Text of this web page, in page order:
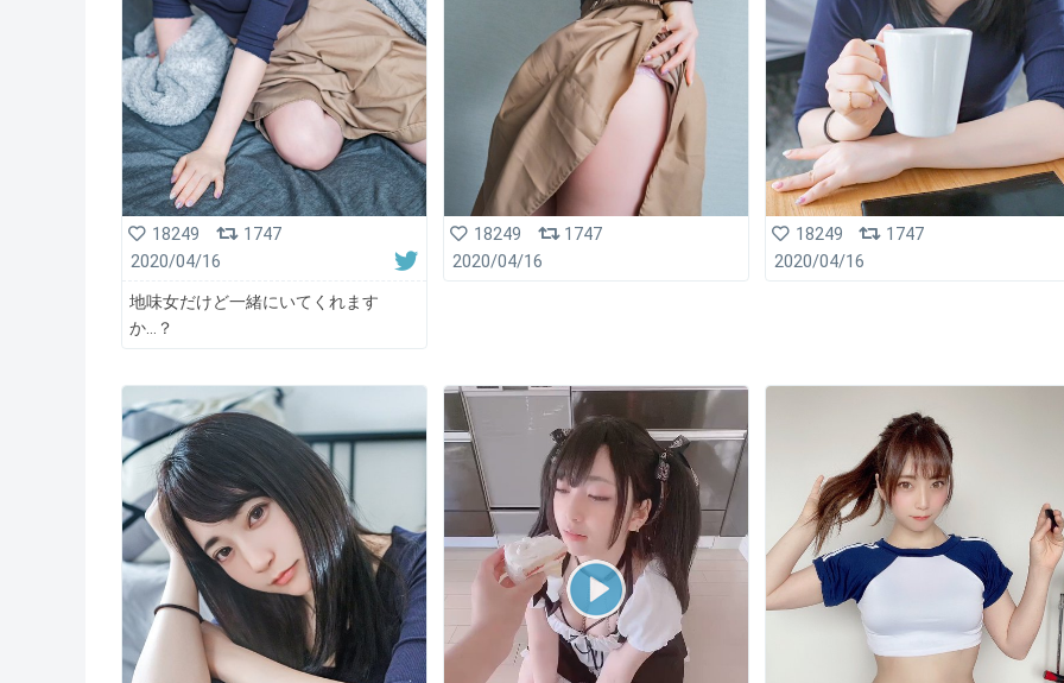
18249
1747
2020/04/16
地味女だけど一緒にいてくれます
か…？
18249
1747
2020/04/16
18249
1747
2020/04/16